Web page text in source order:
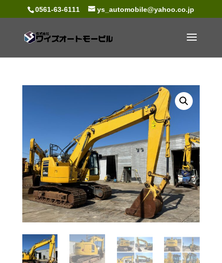
0561-63-6111 ys_automobile@yahoo.co.jp